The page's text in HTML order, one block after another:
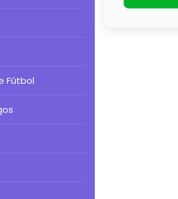
Fútbol